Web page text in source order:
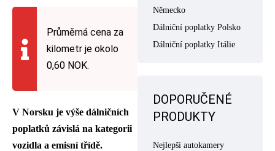
Průměrná cena za
kilometr je okolo
0,60 NOK.
V Norsku je výše dálničních
poplatků závislá na kategorii
vozidla a emisní třídě.
Německo
Dálniční poplatky Polsko
Dálniční poplatky Itálie
DOPORUČENÉ
PRODUKTY
Nejlepší autokamery